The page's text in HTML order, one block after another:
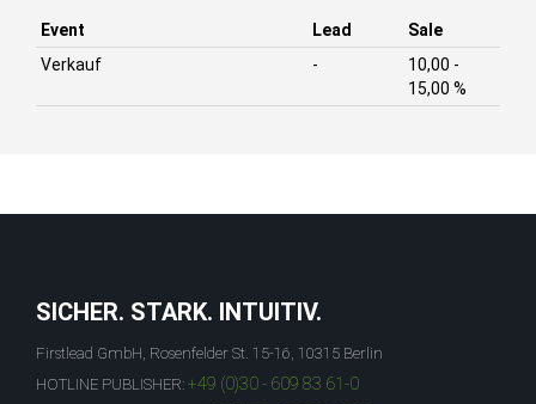
Event Lead
Sale
Verkauf
-
10,00 -
15,00 %
SICHER. STARK. INTUITIV.
Firstlead GmbH, Rosenfelder St. 15-16, 10315 Berlin
HOTLINE PUBLISHER: +49 (0)30 - 609 83 61-0